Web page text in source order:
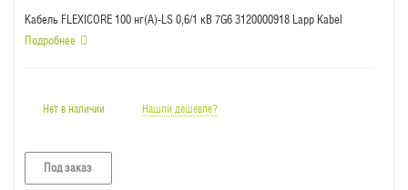
Кабель FLEXICORE 100 нг(А)-LS 0,6/1 кВ 7G6 3120000918 Lapp Kabel
Подробнее
Нет в наличии Нашли дешевле?
Под заказ